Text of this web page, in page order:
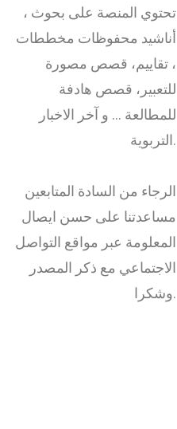
تحتوي المنصة على بحوث ،
أناشيد محفوظات مخططات
، تقاييم، قصص مصورة
للتعبير، قصص هادفة
للمطالعة … و آخر الاخبار
التربوية.
الرجاء من السادة المتابعين
مساعدتنا على حسن ايصال
المعلومة عبر مواقع التواصل
الاجتماعي مع ذكر المصدر
وشكرا.